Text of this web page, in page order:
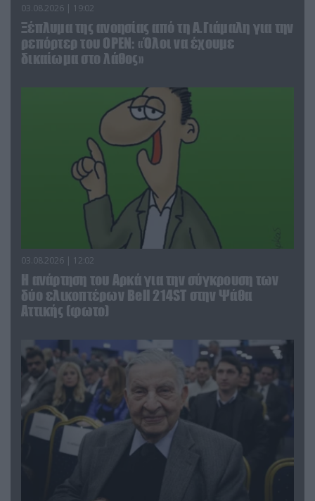
03.08.2026 | 19:02
Ξέπλυμα της ανοησίας από τη Α.Γιάμαλη για την
ρεπόρτερ του ΟΡΕΝ: «Όλοι να έχουμε
δικαίωμα στο λάθος»
03.08.2026 | 12:02
Η ανάρτηση του Αρκά για την σύγκρουση των
δύο ελικοπτέρων Bell 214ST στην Ψάθα
Αττικής (φωτο)